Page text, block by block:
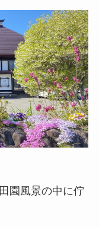
園風景の中に佇